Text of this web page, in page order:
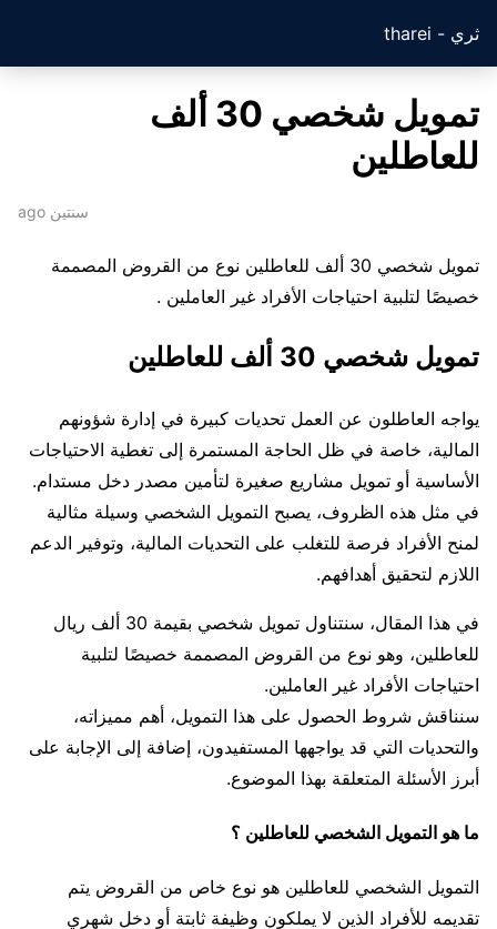
ثري - tharei
تمويل شخصي 30 ألف
للعاطلين
سنتين ago
تمويل شخصي 30 ألف للعاطلين نوع من القروض المصممة
خصيصًا لتلبية احتياجات الأفراد غير العاملين .
تمويل شخصي 30 ألف للعاطلين
يواجه العاطلون عن العمل تحديات كبيرة في إدارة شؤونهم
المالية، خاصة في ظل الحاجة المستمرة إلى تغطية الاحتياجات
الأساسية أو تمويل مشاريع صغيرة لتأمين مصدر دخل مستدام.
في مثل هذه الظروف، يصبح التمويل الشخصي وسيلة مثالية
لمنح الأفراد فرصة للتغلب على التحديات المالية، وتوفير الدعم
اللازم لتحقيق أهدافهم.
في هذا المقال، سنتناول تمويل شخصي بقيمة 30 ألف ريال
للعاطلين، وهو نوع من القروض المصممة خصيصًا لتلبية
احتياجات الأفراد غير العاملين.
سنناقش شروط الحصول على هذا التمويل، أهم مميزاته،
والتحديات التي قد يواجهها المستفيدون، إضافة إلى الإجابة على
أبرز الأسئلة المتعلقة بهذا الموضوع.
ما هو التمويل الشخصي للعاطلين ؟
التمويل الشخصي للعاطلين هو نوع خاص من القروض يتم
تقديمه للأفراد الذين لا يملكون وظيفة ثابتة أو دخل شهري